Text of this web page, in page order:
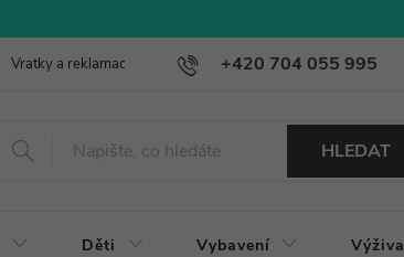
+420 704 055 995
Vratky a reklamace
HLEDAT
Děti Vybavení Výživa